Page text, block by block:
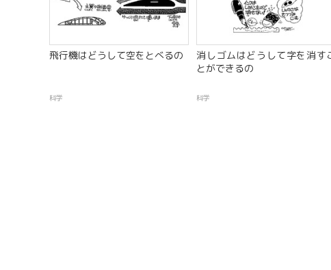
飛行機はどうして空をとべるの
科学
消しゴムはどうして字を消す
とができるの
科学